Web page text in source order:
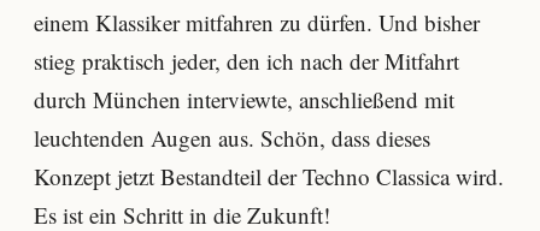
einem Klassiker mitfahren zu dürfen. Und bisher
stieg praktisch jeder, den ich nach der Mitfahrt
durch München interviewte, anschließend mit
leuchtenden Augen aus. Schön, dass dieses
Konzept jetzt Bestandteil der Techno Classica wird.
Es ist ein Schritt in die Zukunft!